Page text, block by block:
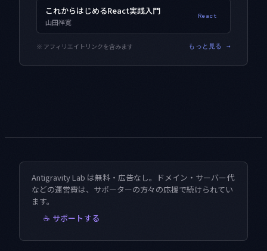
これからはじめるReact実践入門
山田祥寛
React
※ アフィリエイトリンクを含みます もっと見る →
Antigravity Lab は無料・広告なし。ドメイン・サーバー代
などの運営費は、サポーターの方々の応援で続けられてい
ます。
☕ サポートする